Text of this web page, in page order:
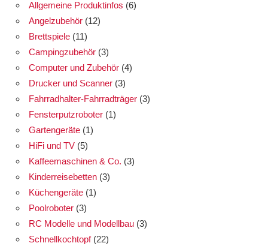
Allgemeine Produktinfos (6)
Angelzubehör (12)
Brettspiele (11)
Campingzubehör (3)
Computer und Zubehör (4)
Drucker und Scanner (3)
Fahrradhalter-Fahrradträger (3)
Fensterputzroboter (1)
Gartengeräte (1)
HiFi und TV (5)
Kaffeemaschinen & Co. (3)
Kinderreisebetten (3)
Küchengeräte (1)
Poolroboter (3)
RC Modelle und Modellbau (3)
Schnellkochtopf(22)